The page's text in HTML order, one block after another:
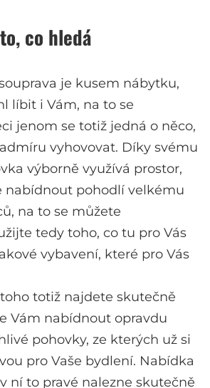
co hledá
je kusem nábytku,
líbit i Vám, na to se
jenom se totiž jedná o něco,
vyhovovat. Díky svému
výborně využívá prostor,
nabídnout pohodlí velkému
na to se můžete
tedy toho, co tu pro Vás
vybavení, které pro Vás
totiž najdete skutečně
Vám nabídnout opravdu
pohovky, ze kterých už si
pro Vaše bydlení. Nabídka
ní to pravé nalezne skutečně